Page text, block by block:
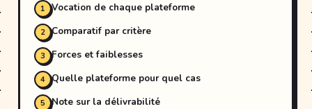
Vocation de chaque plateforme
Comparatif par critère
Forces et faiblesses
Quelle plateforme pour quel cas
Note sur la délivrabilité